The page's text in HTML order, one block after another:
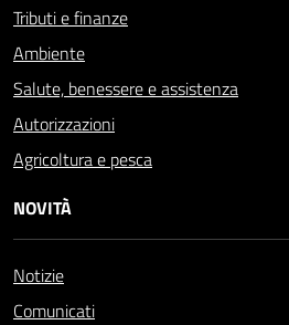
Tributi e finanze
Ambiente
Salute, benessere e assistenza
Autorizzazioni
Agricoltura e pesca
NOVITÀ
Notizie
Comunicati